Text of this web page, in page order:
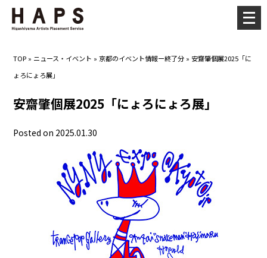
TOP » ニュース・イベント »京都のイベント情報ー終了分 » 安齋肇個展2025「に
ょろにょろ展」
安齋肇個展2025「にょろにょろ展」
Posted on 2025.01.30
メ
ニ
ー